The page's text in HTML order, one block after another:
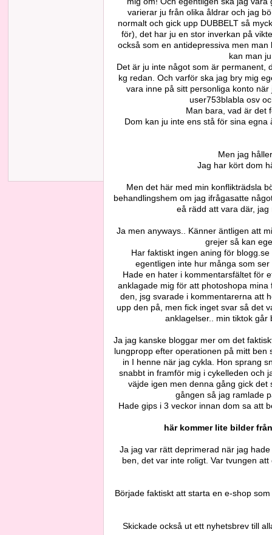
varierar ju från olika åldrar och jag
normalt och gick upp DUBBELT så
för), det har ju en stor inverkan på
också som en antidepressiva men
kan man
Det är ju inte något som är permanent,
kg redan. Och varför ska jag bry mig
vara inne på sitt personliga konto
user753blabla osv
Man bara, vad är det
Dom kan ju inte ens stå för sina
Men jag
Jag har kört dom
Men det här med min konflikträdsla
behandlingshem om jag ifrågasatte
eå rädd att vara där,
Ja men anyways.. Känner äntligen att
grejer så kan
Har faktiskt ingen aning för
egentligen inte hur många som
Hade en hater i kommentarsfältet för
anklagade mig för att photoshopa
den, jsg svarade i kommentarerna att
upp den på, men fick inget svar så det
anklagelser.. min tiktok
Ja jag kanske bloggar mer om det
lungpropp efter operationen på mitt ben
in I henne när jag cykla. Hon sprang
snabbt in framför mig i cykelleden och
väjde igen men denna gång gick
gången så jag ramlade
Hade gips i 3 veckor innan dom sa att
här kommer lite bilder
Ja jag var rätt deprimerad när jag
ben, det var inte roligt. Var tvungen
Började faktiskt att starta en e-shop
Skickade också ut ett nyhetsbrev till